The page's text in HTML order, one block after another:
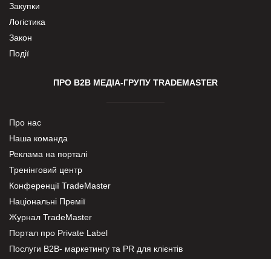
Закупки
Логістика
Закон
Події
ПРО В2В МЕДІА-ГРУПУ TRADEMASTER
Про нас
Наша команда
Реклама на порталі
Тренінговий центр
Конференції TradeMaster
Національні Премії
Журнал TradeMaster
Портал про Private Label
Послуги В2В- маркетингу та PR для клієнтів